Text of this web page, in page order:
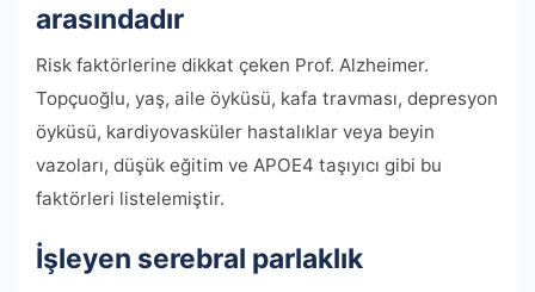
arasındadır
Risk faktörlerine dikkat çeken Prof. Alzheimer.
Topçuoğlu, yaş, aile öyküsü, kafa travması, depresyon
öyküsü, kardiyovasküler hastalıklar veya beyin
vazoları, düşük eğitim ve APOE4 taşıyıcı gibi bu
faktörleri listelemiştir.
İşleyen serebral parlaklık